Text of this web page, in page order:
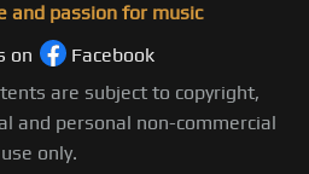
and passion for music
on
Facebook
are subject to copyright,
and personal non-commercial
use only.